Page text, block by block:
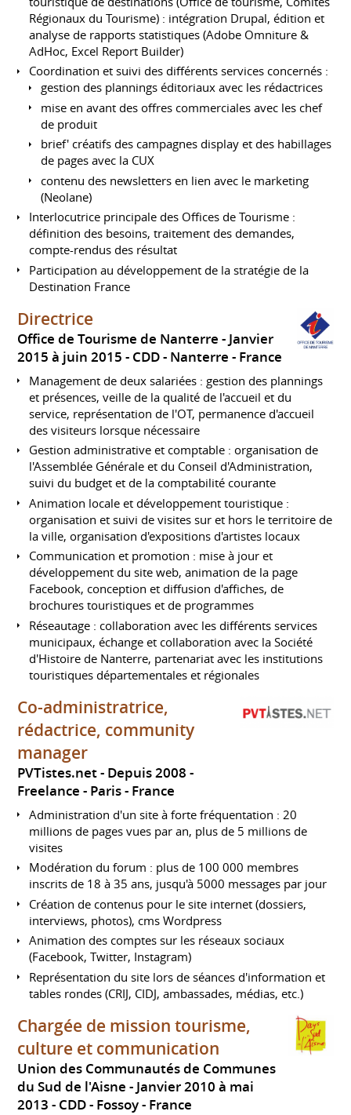
Régionaux du Tourisme) : intégration Drupal, édition et
analyse de rapports statistiques (Adobe Omniture &
AdHoc, Excel Report Builder)
Coordination et suivi des différents services concernés :
gestion des plannings éditoriaux avec les rédactrices
mise en avant des offres commerciales avec les chef
de produit
brief' créatifs des campagnes display et des habillages
de pages avec la CUX
contenu des newsletters en lien avec le marketing
(Neolane)
Interlocutrice principale des Offices de Tourisme :
définition des besoins, traitement des demandes,
compte-rendus des résultat
Participation au développement de la stratégie de la
Destination France
Directrice
Office de Tourisme de Nanterre
Janvier
2015 à juin 2015 CDD Nanterre France
Management de deux salariées : gestion des plannings
et présences, veille de la qualité de l'accueil et du
service, représentation de l'OT, permanence d'accueil
des visiteurs lorsque nécessaire
Gestion administrative et comptable : organisation de
l'Assemblée Générale et du Conseil d'Administration,
suivi du budget et de la comptabilité courante
Animation locale et développement touristique :
organisation et suivi de visites sur et hors le territoire de
la ville, organisation d'expositions d'artistes locaux
Communication et promotion : mise à jour et
développement du site web, animation de la page
Facebook, conception et diffusion d'affiches, de
brochures touristiques et de programmes
Réseautage : collaboration avec les différents services
municipaux, échange et collaboration avec la Société
d'Histoire de Nanterre, partenariat avec les institutions
touristiques départementales et régionales
Co-administratrice,
rédactrice, community
manager
PVTistes.net
Depuis 2008
Freelance
Paris France
Administration d'un site à forte fréquentation : 20
millions de pages vues par an, plus de 5 millions de
visites
Modération du forum : plus de 100 000 membres
inscrits de 18 à 35 ans, jusqu'à 5000 messages par jour
Création de contenus pour le site internet (dossiers,
interviews, photos), cms Wordpress
Animation des comptes sur les réseaux sociaux
(Facebook, Twitter, Instagram)
Représentation du site lors de séances d'information et
tables rondes (CRIJ, CIDJ, ambassades, médias, etc.)
Chargée de mission tourisme,
culture et communication
Union des Communautés de Communes
du Sud de l'Aisne
Janvier 2010 à mai
2013 CDD Fossoy France